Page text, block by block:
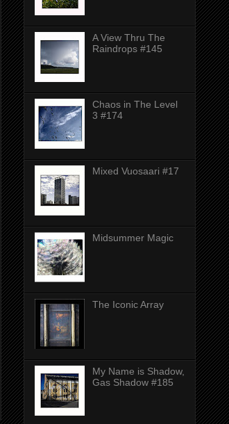
A View Thru The
Raindrops #145
Chaos in The Level
3 #174
Mixed Vuosaari #17
Midsummer Magic
The Iconic Array
My Name is Shadow,
Gas Shadow #185